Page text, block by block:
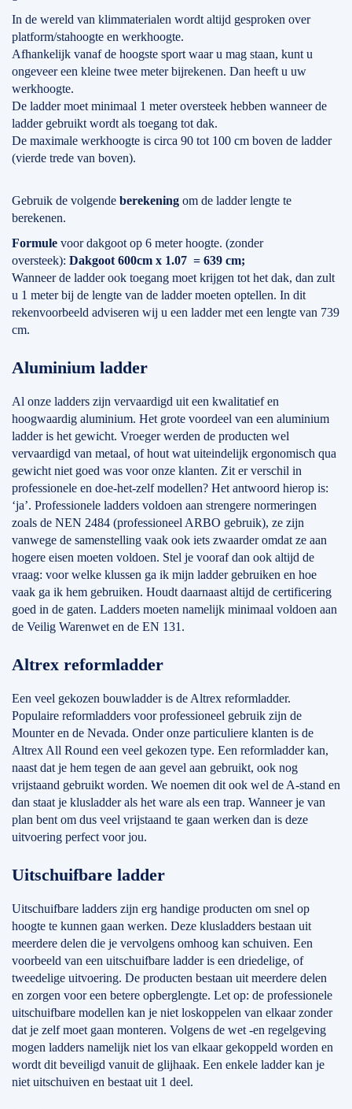
In de wereld van klimmaterialen wordt altijd gesproken over
platform/stahoogte en werkhoogte.
Afhankelijk vanaf de hoogste sport waar u mag staan, kunt u
ongeveer een kleine twee meter bijrekenen. Dan heeft u uw
werkhoogte.
De ladder moet minimaal 1 meter oversteek hebben wanneer de
ladder gebruikt wordt als toegang tot dak.
De maximale werkhoogte is circa 90 tot 100 cm boven de ladder
(vierde trede van boven).
Gebruik de volgende berekening om de ladder lengte te
berekenen.
Formule voor dakgoot op 6 meter hoogte. (zonder
oversteek): Dakgoot 600cm x 1.07 = 639 cm;
Wanneer de ladder ook toegang moet krijgen tot het dak, dan zult
u 1 meter bij de lengte van de ladder moeten optellen. In dit
rekenvoorbeeld adviseren wij u een ladder met een lengte van 739
cm.
Aluminium ladder
Al onze ladders zijn vervaardigd uit een kwalitatief en
hoogwaardig aluminium. Het grote voordeel van een aluminium
ladder is het gewicht. Vroeger werden de producten wel
vervaardigd van metaal, of hout wat uiteindelijk ergonomisch qua
gewicht niet goed was voor onze klanten. Zit er verschil in
professionele en doe-het-zelf modellen? Het antwoord hierop is:
‘ja’. Professionele ladders voldoen aan strengere normeringen
zoals de NEN 2484 (professioneel ARBO gebruik), ze zijn
vanwege de samenstelling vaak ook iets zwaarder omdat ze aan
hogere eisen moeten voldoen. Stel je vooraf dan ook altijd de
vraag: voor welke klussen ga ik mijn ladder gebruiken en hoe
vaak ga ik hem gebruiken. Houdt daarnaast altijd de certificering
goed in de gaten. Ladders moeten namelijk minimaal voldoen aan
de Veilig Warenwet en de EN 131.
Altrex reformladder
Een veel gekozen bouwladder is de Altrex reformladder.
Populaire reformladders voor professioneel gebruik zijn de
Mounter en de Nevada. Onder onze particuliere klanten is de
Altrex All Round een veel gekozen type. Een reformladder kan,
naast dat je hem tegen de aan gevel aan gebruikt, ook nog
vrijstaand gebruikt worden. We noemen dit ook wel de A-stand en
dan staat je klusladder als het ware als een trap. Wanneer je van
plan bent om dus veel vrijstaand te gaan werken dan is deze
uitvoering perfect voor jou.
Uitschuifbare ladder
Uitschuifbare ladders zijn erg handige producten om snel op
hoogte te kunnen gaan werken. Deze klusladders bestaan uit
meerdere delen die je vervolgens omhoog kan schuiven. Een
voorbeeld van een uitschuifbare ladder is een driedelige, of
tweedelige uitvoering. De producten bestaan uit meerdere delen
en zorgen voor een betere opberglengte. Let op: de professionele
uitschuifbare modellen kan je niet loskoppelen van elkaar zonder
dat je zelf moet gaan monteren. Volgens de wet -en regelgeving
mogen ladders namelijk niet los van elkaar gekoppeld worden en
wordt dit beveiligd vanuit de glijhaak. Een enkele ladder kan je
niet uitschuiven en bestaat uit 1 deel.